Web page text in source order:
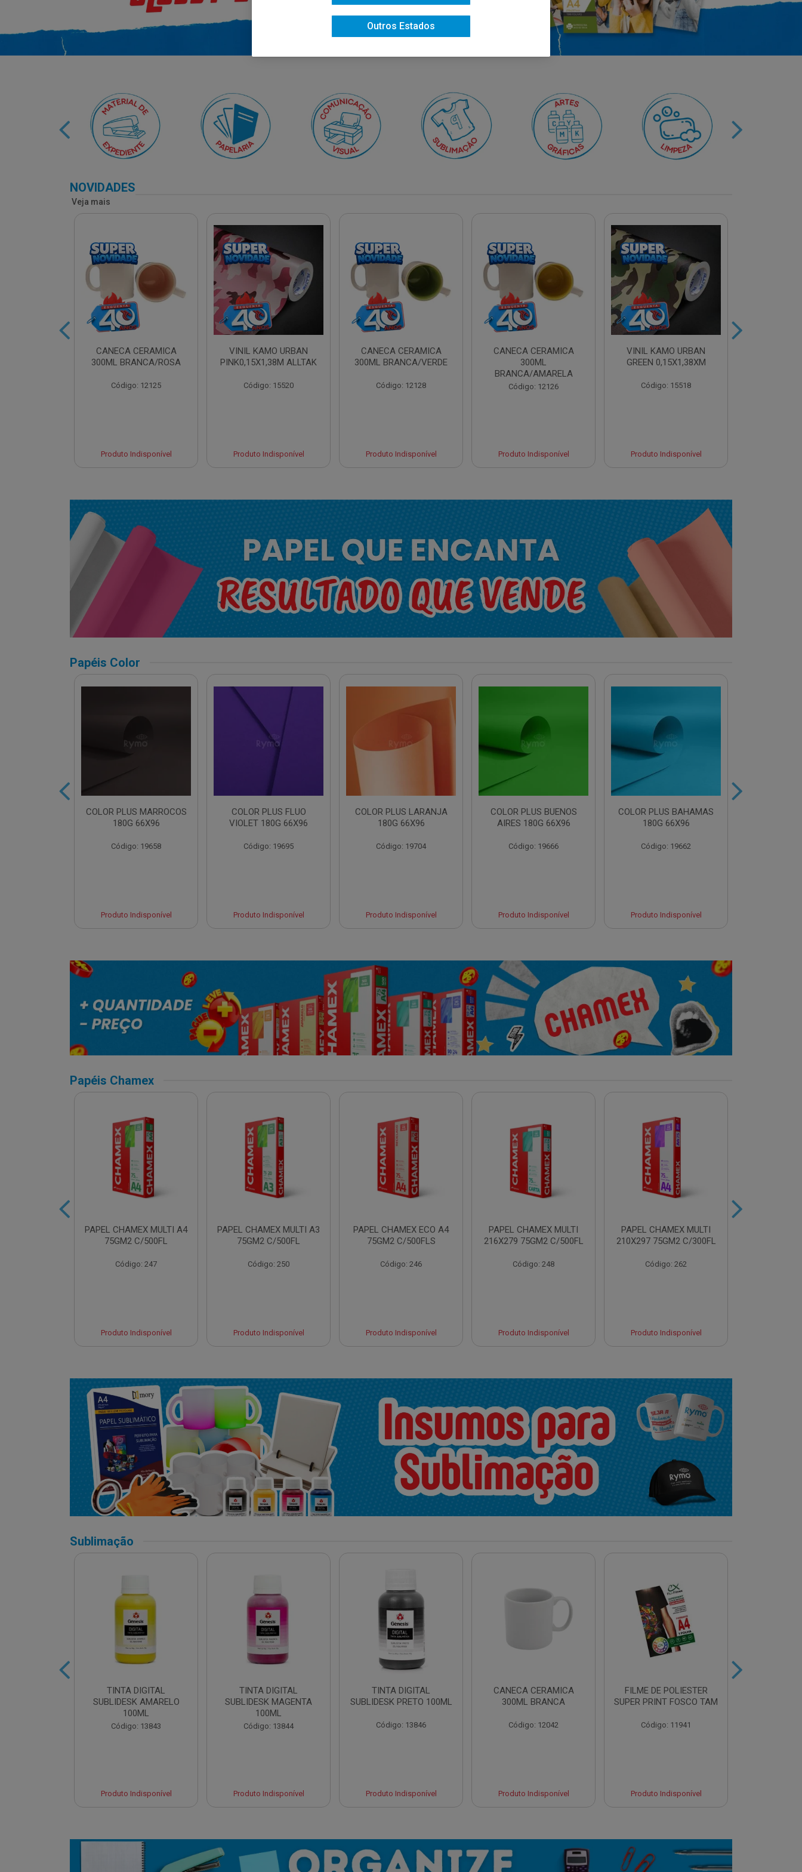
NOVIDADES
Veja mais
CANECA CERAMICA
300ML BRANCA/ROSA
Código: 12125
Produto Indisponível
VINIL KAMO URBAN
PINK0,15X1,38M ALLTAK
Código: 15520
Produto Indisponível
CANECA CERAMICA
300ML BRANCA/VERDE
Código: 12128
Produto Indisponível
CANECA CERAMICA
300ML
BRANCA/AMARELA
Código: 12126
Produto Indisponível
VINIL KAMO URBAN
GREEN 0,15X1,38XM
Código: 15518
Produto Indisponível
Papéis Color
COLOR PLUS MARROCOS
180G 66X96
Código: 19658
Produto Indisponível
COLOR PLUS FLUO
VIOLET 180G 66X96
Código: 19695
Produto Indisponível
COLOR PLUS LARANJA
180G 66X96
Código: 19704
Produto Indisponível
COLOR PLUS BUENOS
AIRES 180G 66X96
Código: 19666
Produto Indisponível
COLOR PLUS BAHAMAS
180G 66X96
Código: 19662
Produto Indisponível
Papéis Chamex
PAPEL CHAMEX MULTI A4
75GM2 C/500FL
Código: 247
Produto Indisponível
PAPEL CHAMEX MULTI A3
75GM2 C/500FL
Código: 250
Produto Indisponível
PAPEL CHAMEX ECO A4
75GM2 C/500FLS
Código: 246
Produto Indisponível
PAPEL CHAMEX MULTI
216X279 75GM2 C/500FL
Código: 248
Produto Indisponível
PAPEL CHAMEX MULTI
210X297 75GM2 C/300FL
Código: 262
Produto Indisponível
Sublimação
TINTA DIGITAL
SUBLIDESK AMARELO
100ML
Código: 13843
Produto Indisponível
TINTA DIGITAL
SUBLIDESK MAGENTA
100ML
Código: 13844
Produto Indisponível
TINTA DIGITAL
SUBLIDESK PRETO 100ML
Código: 13846
Produto Indisponível
CANECA CERAMICA
300ML BRANCA
Código: 12042
Produto Indisponível
FILME DE POLIESTER
SUPER PRINT FOSCO TAM
Código: 11941
Produto Indisponível
Outros Estados